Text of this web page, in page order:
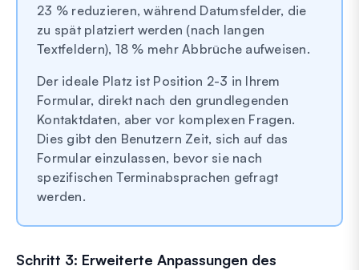
23 % reduzieren, während Datumsfelder, die
zu spät platziert werden (nach langen
Textfeldern), 18 % mehr Abbrüche aufweisen.
Der ideale Platz ist Position 2-3 in Ihrem
Formular, direkt nach den grundlegenden
Kontaktdaten, aber vor komplexen Fragen.
Dies gibt den Benutzern Zeit, sich auf das
Formular einzulassen, bevor sie nach
spezifischen Terminabsprachen gefragt
werden.
Schritt 3: Erweiterte Anpassungen des